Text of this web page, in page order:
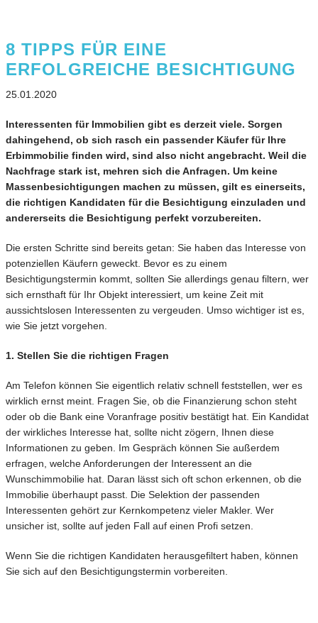
8 TIPPS FÜR EINE
ERFOLGREICHE BESICHTIGUNG
25.01.2020
Interessenten für Immobilien gibt es derzeit viele. Sorgen
dahingehend, ob sich rasch ein passender Käufer für Ihre
Erbimmobilie finden wird, sind also nicht angebracht. Weil die
Nachfrage stark ist, mehren sich die Anfragen. Um keine
Massenbesichtigungen machen zu müssen, gilt es einerseits,
die richtigen Kandidaten für die Besichtigung einzuladen und
andererseits die Besichtigung perfekt vorzubereiten.
Die ersten Schritte sind bereits getan: Sie haben das Interesse von
potenziellen Käufern geweckt. Bevor es zu einem
Besichtigungstermin kommt, sollten Sie allerdings genau filtern, wer
sich ernsthaft für Ihr Objekt interessiert, um keine Zeit mit
aussichtslosen Interessenten zu vergeuden. Umso wichtiger ist es,
wie Sie jetzt vorgehen.
1. Stellen Sie die richtigen Fragen
Am Telefon können Sie eigentlich relativ schnell feststellen, wer es
wirklich ernst meint. Fragen Sie, ob die Finanzierung schon steht
oder ob die Bank eine Voranfrage positiv bestätigt hat. Ein Kandidat
der wirkliches Interesse hat, sollte nicht zögern, Ihnen diese
Informationen zu geben. Im Gespräch können Sie außerdem
erfragen, welche Anforderungen der Interessent an die
Wunschimmobilie hat. Daran lässt sich oft schon erkennen, ob die
Immobilie überhaupt passt. Die Selektion der passenden
Interessenten gehört zur Kernkompetenz vieler Makler. Wer
unsicher ist, sollte auf jeden Fall auf einen Profi setzen.
Wenn Sie die richtigen Kandidaten herausgefiltert haben, können
Sie sich auf den Besichtigungstermin vorbereiten.